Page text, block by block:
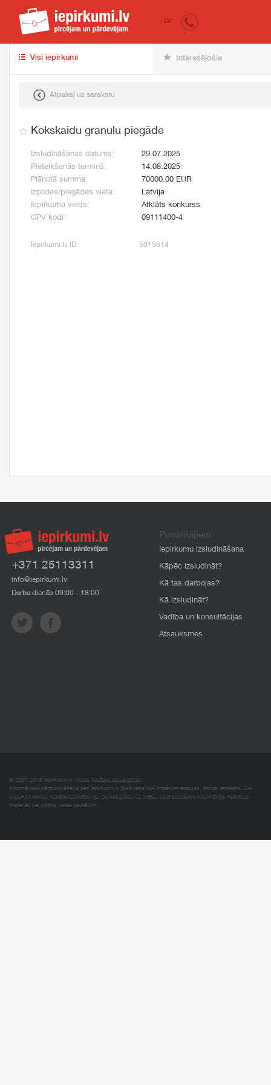
iepirkumi.lv
LV
Visi iepirkumi Interesējošie
Atpakaļ uz sarakstu
Kokskaidu granulu piegāde
Izsludināšanas datums:
29.07.2025
Pieteikšanās termiņš:
14.08.2025
Plānotā summa:
70000.00 EUR
Izpildes/piegādes vieta:
Latvija
Iepirkuma veids:
Atklāts konkurss
CPV kodi:
09111400-4
Iepirkumi.lv ID: 5015614
+371 25113311
info@iepirkumi.lv
Darba dienās 09:00 - 18:00
Pasūtītājiem
Iepirkumu izsludināšana
Kāpēc izsludināt?
Kā tas darbojas?
Kā izsludināt?
Vadība un konsultācijas
Atsauksmes
© 2007–2018 Iepirkumi.lv. Visas tiesības aizsargātas.
Informācijas pārpublicēšana bez iepirkumi.lv īpašnieka SIA Imperum atļaujas, stingri aizliegta. SIA
Imperum nenes nekādu atbildību, ja, pamatojoties uz mājas lapā atrodamo informāciju, radušies
materiāli vai citāda veida zaudējumi.